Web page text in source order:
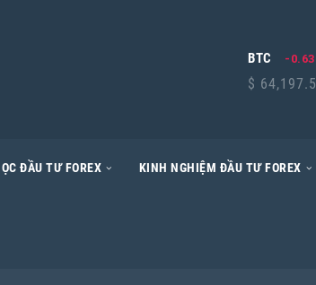
BTC
$ 64,197.5
-0.63
ĐẦU TƯ FOREX KINH NGHIỆM ĐẦU TƯ FOREX